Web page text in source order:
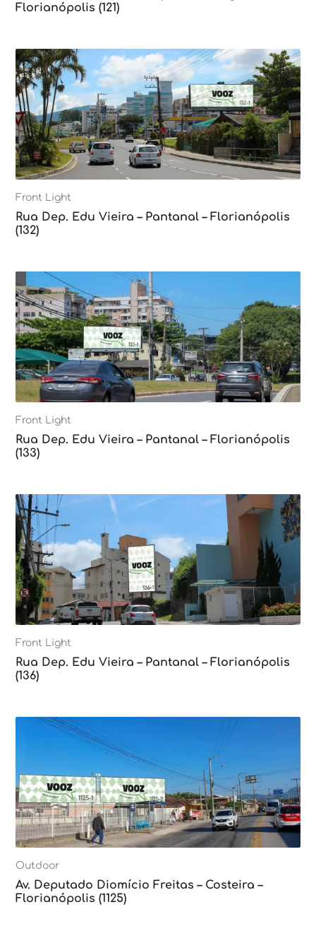
Florianópolis (121)
Front Light
Rua Dep. Edu Vieira – Pantanal – Florianópolis
(132)
Front Light
Rua Dep. Edu Vieira – Pantanal – Florianópolis
(133)
Front Light
Rua Dep. Edu Vieira – Pantanal – Florianópolis
(136)
Outdoor
Av. Deputado Diomício Freitas – Costeira –
Florianópolis (1125)